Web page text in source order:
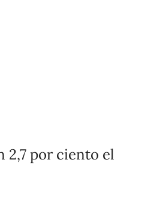
2,7 por ciento el